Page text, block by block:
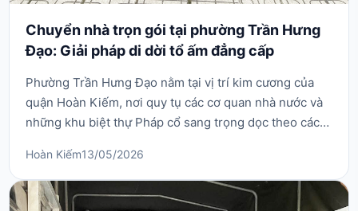
Chuyển nhà trọn gói tại phường Trần Hưng
Đạo: Giải pháp di dời tổ ấm đẳng cấp
Phường Trần Hưng Đạo nằm tại vị trí kim cương của
quận Hoàn Kiếm, nơi quy tụ các cơ quan nhà nước và
những khu biệt thự Pháp cổ sang trọng dọc theo các
là khu vực có yêu cầu cực cao về trật tự đô thị, cùng
hệ thống giao thông một chiều và quy định dừng đỗ
khắt khe, việc chuyển nhà trọn gói tại ph...
Hoàn Kiếm13/05/2026